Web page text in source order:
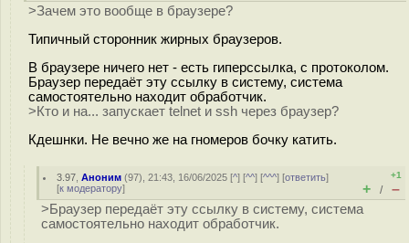
>Зачем это вообще в браузере?
Типичный сторонник жирных браузеров.
В браузере ничего нет - есть гиперссылка, с протоколом.
Браузер передаёт эту ссылку в систему, система
самостоятельно находит обработчик.
>Кто и на... запускает telnet и ssh через браузер?
Кдешнки. Не вечно же на гномеров бочку катить.
3.97 ,Аноним (97), 21:43, 16/06/2025 [^] [^^] [^^^] [ответить]
[к модератору]
+1
+ / –
>Браузер передаёт эту ссылку в систему, система
самостоятельно находит обработчик.